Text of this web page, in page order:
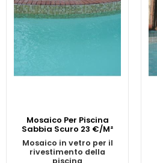
Mosaico Per Piscina
Sabbia Scuro 23 €/M²
Mosaico in vetro per il
rivestimento della
piscina